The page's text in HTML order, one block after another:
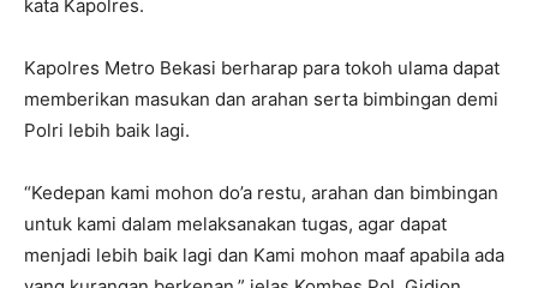
kata Kapolres.
Kapolres Metro Bekasi berharap para tokoh ulama dapat
memberikan masukan dan arahan serta bimbingan demi
Polri lebih baik lagi.
“Kedepan kami mohon do’a restu, arahan dan bimbingan
untuk kami dalam melaksanakan tugas, agar dapat
menjadi lebih baik lagi dan Kami mohon maaf apabila ada